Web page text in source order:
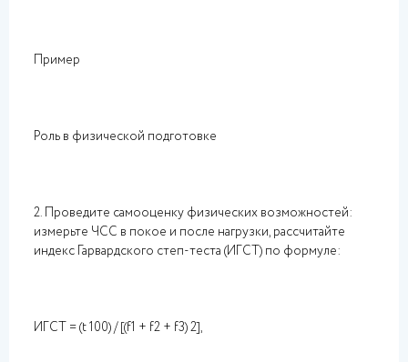
Пример
Роль в физической подготовке
2. Проведите самооценку физических возможностей:
измерьте ЧСС в покое и после нагрузки, рассчитайте
индекс Гарвардского степ-теста (ИГСТ) по формуле:
ИГСТ = (t 100) / [(f1 + f2 + f3) 2],